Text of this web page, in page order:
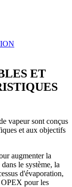
ET
vapeur sont conçus
et aux objectifs
augmenter la
le système, la
d'évaporation,
OPEX pour les